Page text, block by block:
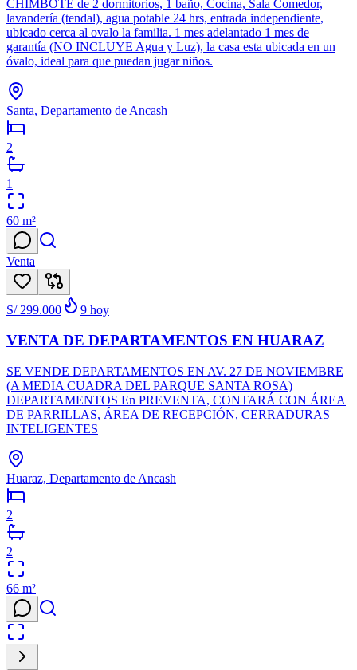
CHIMBOTE de 2 dormitorios, 1 baño, Cocina, Sala Comedor,
lavandería (tendal), agua potable 24 hrs, entrada independiente,
ubicado cerca al ovalo la familia. 1 mes adelantado 1 mes de
garantía (NO INCLUYE Agua y Luz), la casa esta ubicada en un
óvalo, ideal para que puedan jugar niños.
Santa, Departamento de Ancash
2
1
60 m²
Venta
S/ 299.000 9 hoy
VENTA DE DEPARTAMENTOS EN HUARAZ
SE VENDE DEPARTAMENTOS EN AV. 27 DE NOVIEMBRE
(A MEDIA CUADRA DEL PARQUE SANTA ROSA)
DEPARTAMENTOS En PREVENTA, CONTARÁ CON ÁREA
DE PARRILLAS, ÁREA DE RECEPCIÓN, CERRADURAS
INTELIGENTES
Huaraz, Departamento de Ancash
2
2
66 m²